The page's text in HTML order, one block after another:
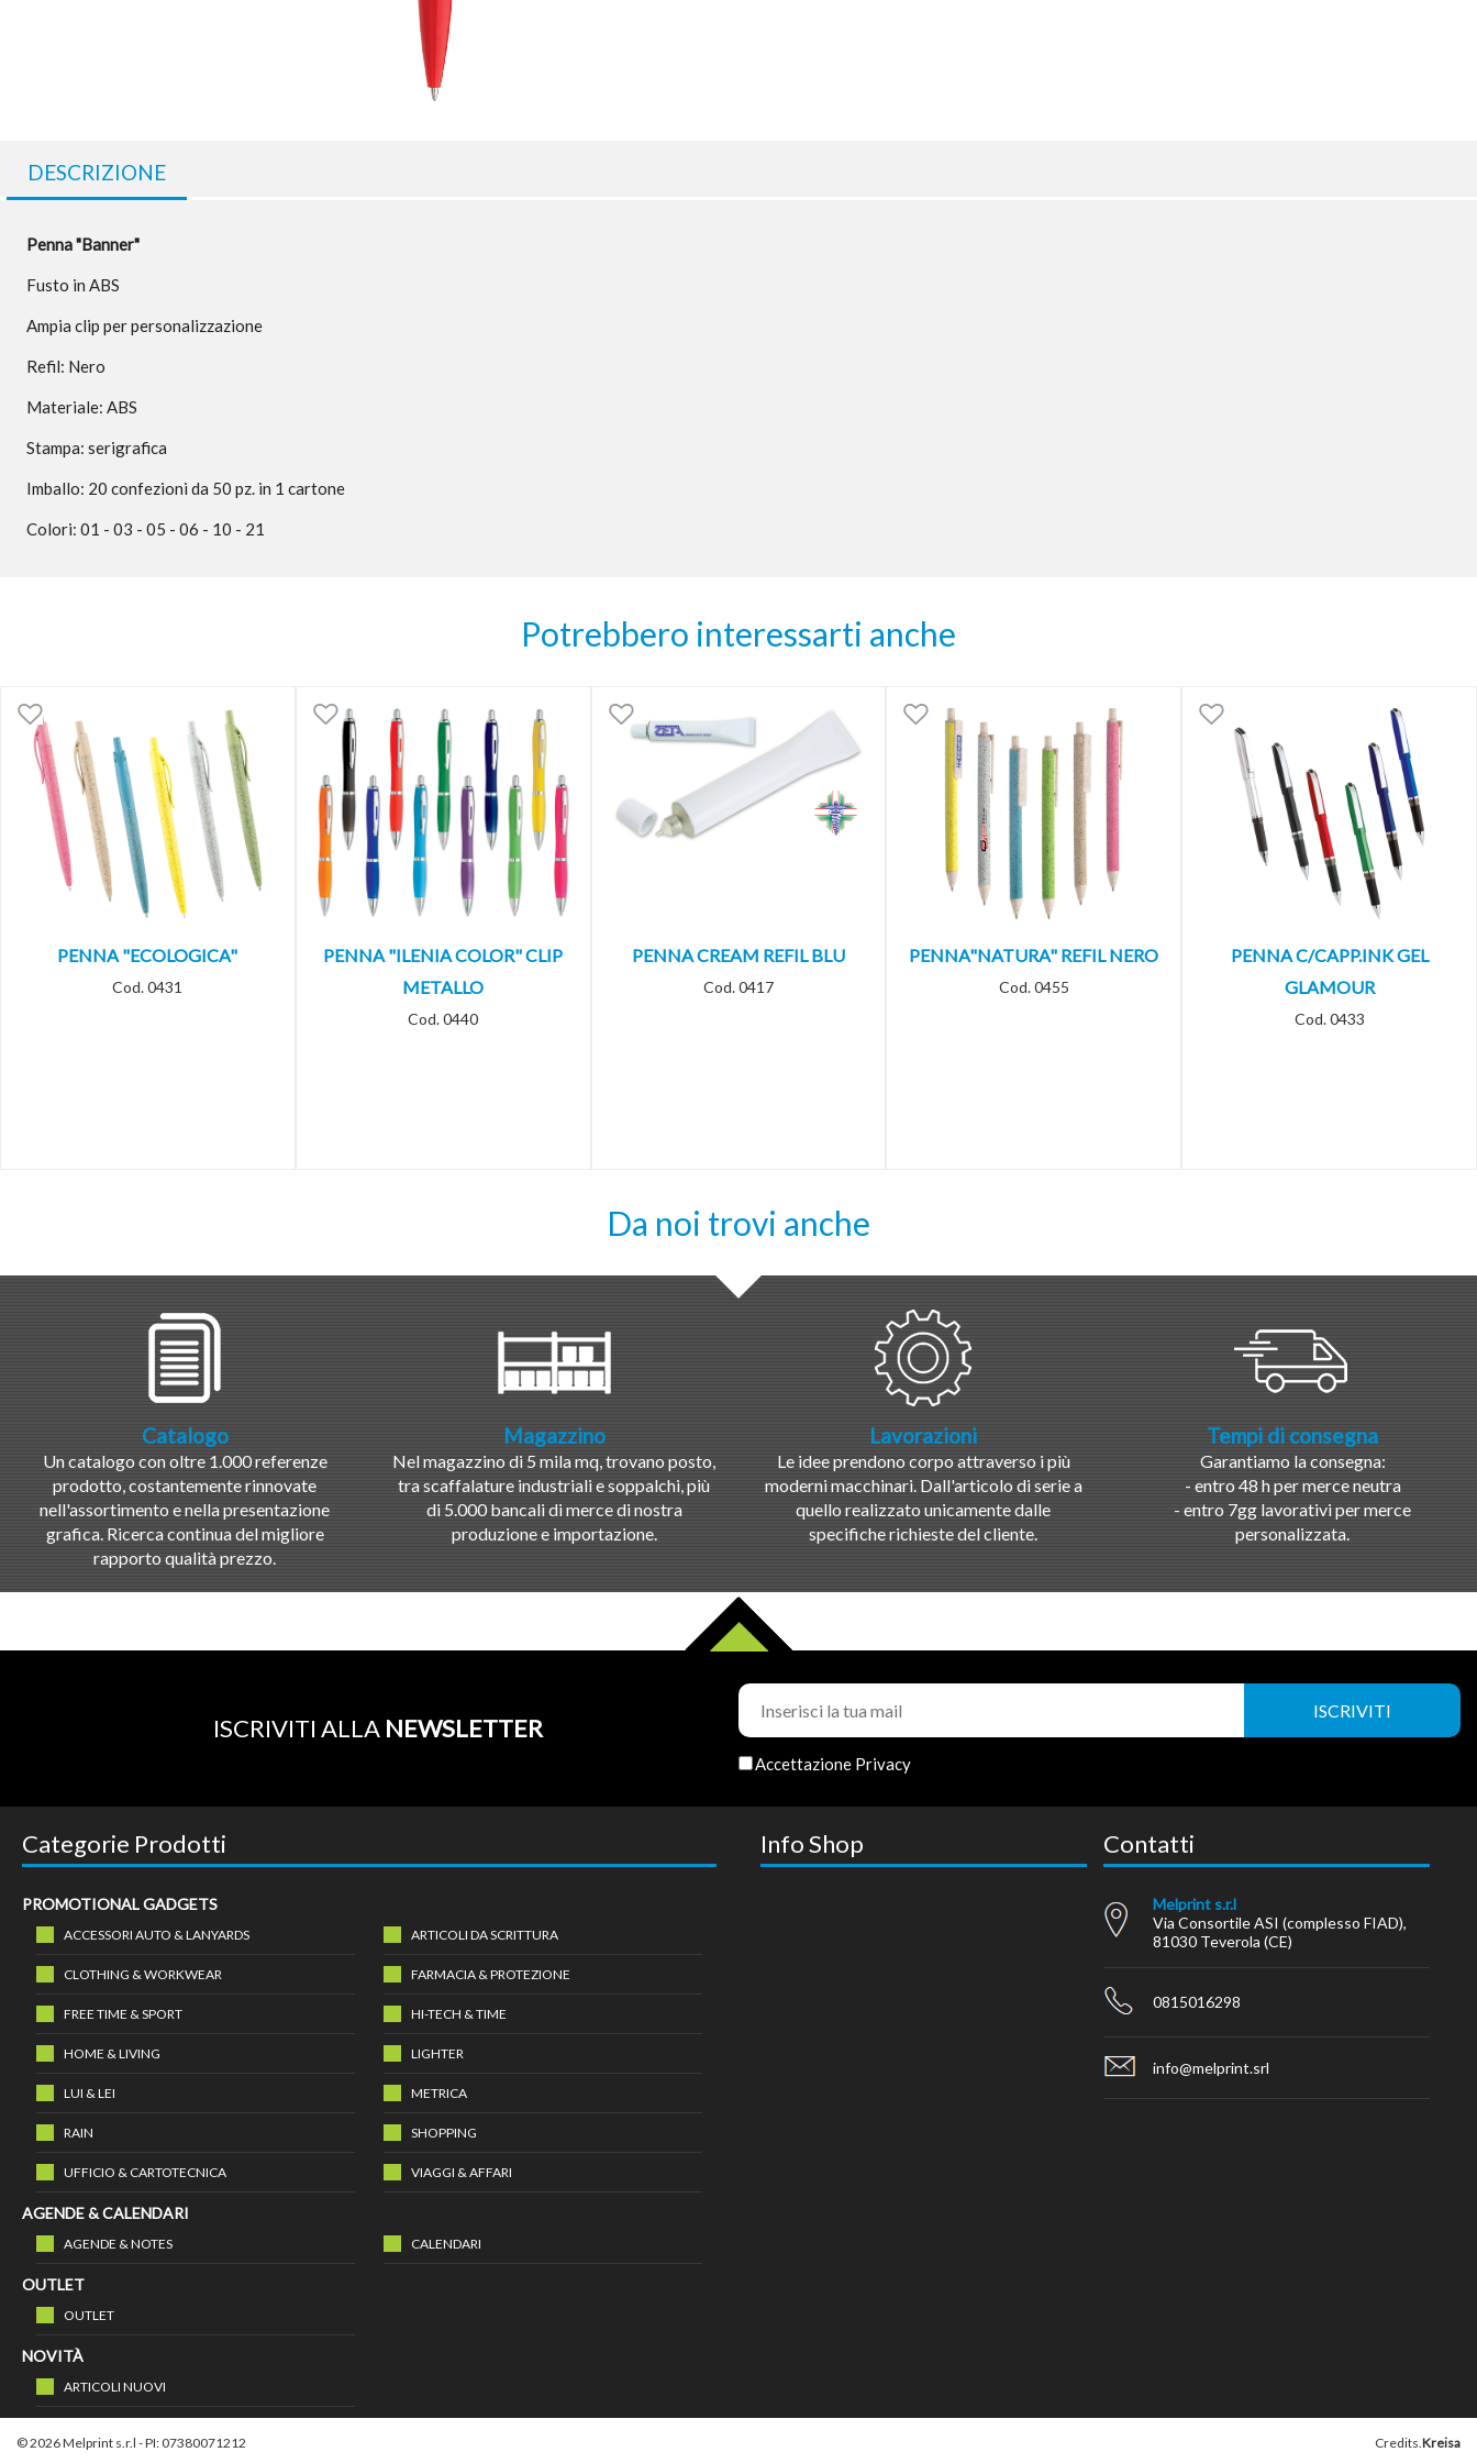
DESCRIZIONE
Penna "Banner"
Fusto in ABS
Ampia clip per personalizzazione
Refil: Nero
Materiale: ABS
Stampa: serigrafica
Imballo: 20 confezioni da 50 pz. in 1 cartone
Colori: 01 - 03 - 05 - 06 - 10 - 21
Potrebbero interessarti anche
PENNA "ECOLOGICA"
Cod. 0431
PENNA "ILENIA COLOR" CLIP
METALLO
Cod. 0440
PENNA CREAM REFIL BLU
Cod. 0417
PENNA"NATURA" REFIL NERO
Cod. 0455
PENNA C/CAPP.INK GEL
GLAMOUR
Cod. 0433
Da noi trovi anche
Catalogo
Un catalogo con oltre 1.000 referenze
prodotto, costantemente rinnovate
nell'assortimento e nella presentazione
grafica. Ricerca continua del migliore
rapporto qualità prezzo.
Magazzino
Nel magazzino di 5 mila mq, trovano posto,
tra scaffalature industriali e soppalchi, più
di 5.000 bancali di merce di nostra
produzione e importazione.
Lavorazioni
Le idee prendono corpo attraverso i più
moderni macchinari. Dall'articolo di serie a
quello realizzato unicamente dalle
specifiche richieste del cliente.
Tempi di consegna
Garantiamo la consegna:
- entro 48 h per merce neutra
- entro 7gg lavorativi per merce
personalizzata.
ISCRIVITI ALLA NEWSLETTER
Accettazione Privacy
Categorie Prodotti
PROMOTIONAL GADGETS
ACCESSORI AUTO & LANYARDS ARTICOLI DA SCRITTURA
CLOTHING & WORKWEAR FARMACIA & PROTEZIONE
FREE TIME & SPORT HI-TECH & TIME
HOME & LIVING LIGHTER
LUI & LEI METRICA
RAIN SHOPPING
UFFICIO & CARTOTECNICA VIAGGI & AFFARI
AGENDE & CALENDARI
AGENDE & NOTES CALENDARI
OUTLET
OUTLET
NOVITÀ
ARTICOLI NUOVI
Info Shop Contatti
Melprint s.r.l
Via Consortile ASI (complesso FIAD),
81030 Teverola (CE)
0815016298
info@melprint.srl
© 2026 Melprint s.r.l - PI: 07380071212 Credits.Kreisa